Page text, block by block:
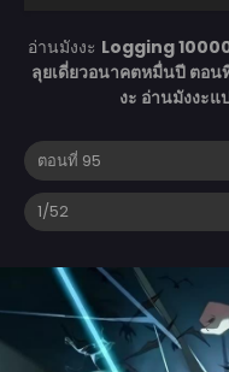
อ่านมังงะ Logging
ลุยเดี่ยวอนาคตหมื่นปี ตอน
งะ อ่านมังงะ